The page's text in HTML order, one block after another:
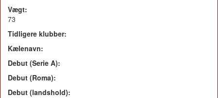
Vægt:
73
Tidligere klubber:
Kælenavn:
Debut (Serie A):
Debut (Roma):
Debut (landshold):